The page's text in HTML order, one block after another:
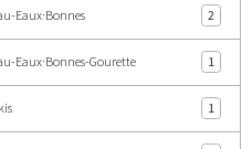
Eaux·Bonnes 2
Eaux·Bonnes-Gourette 1
1